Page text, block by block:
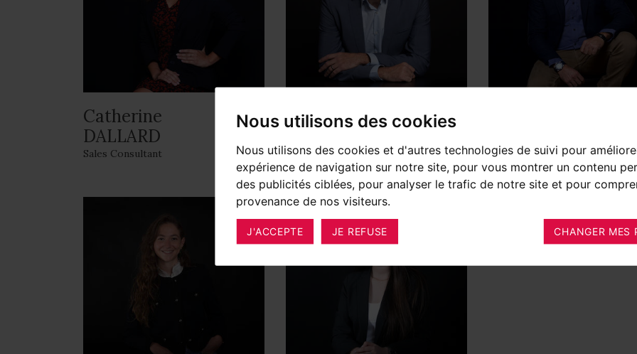
Nous utilisons des cookies
Nous utilisons des cookies et d'autres technologies de suivi pour
expérience de navigation sur notre site, pour vous montrer un contenu
des publicités ciblées, pour analyser le trafic de notre site et pour
provenance de nos visiteurs.
J'ACCEPTE JE REFUSE CHANGER MES
Catherine
DALLARD
Sales Consultant
Gaël LOMBARD